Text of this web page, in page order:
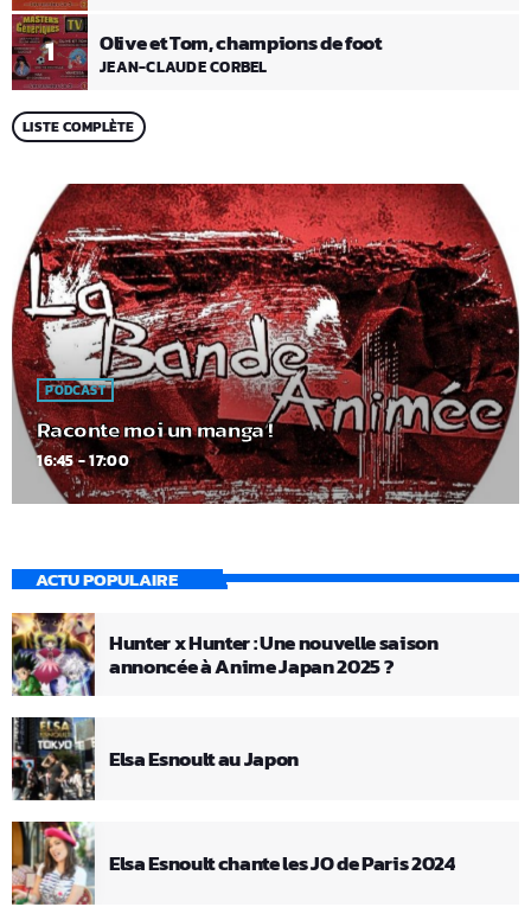
1 Olive et Tom, champions de foot
JEAN-CLAUDE CORBEL
LISTE COMPLÈTE
PODCAST
Raconte moi un manga !
16:45 - 17:00
ACTU POPULAIRE
Hunter x Hunter : Une nouvelle saison
annoncée à Anime Japan 2025 ?
Elsa Esnoult au Japon
Elsa Esnoult chante les JO de Paris 2024